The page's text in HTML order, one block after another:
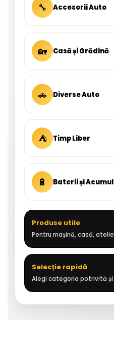
🔧 Accesorii Auto
🏡 Casă și Grădină
🚗 Diverse Auto
⛺ Timp Liber
🔋 Baterii și
Produse utile
Pentru mașină, casă,
Selecție rapidă
Alegi categoria potrivită și